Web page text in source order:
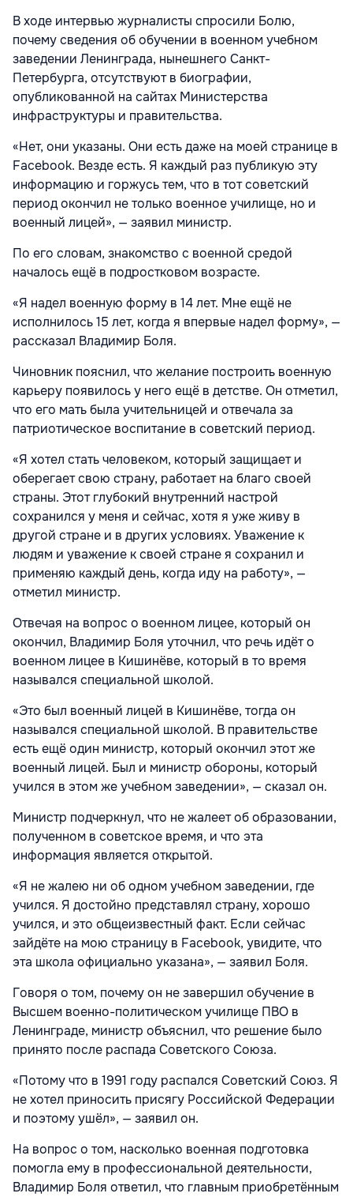
В ходе интервью журналисты спросили Болю,
почему сведения об обучении в военном учебном
заведении Ленинграда, нынешнего Санкт-
Петербурга, отсутствуют в биографии,
опубликованной на сайтах Министерства
инфраструктуры и правительства.
«Нет, они указаны. Они есть даже на моей странице в
Facebook. Везде есть. Я каждый раз публикую эту
информацию и горжусь тем, что в тот советский
период окончил не только военное училище, но и
военный лицей», — заявил министр.
По его словам, знакомство с военной средой
началось ещё в подростковом возрасте.
«Я надел военную форму в 14 лет. Мне ещё не
исполнилось 15 лет, когда я впервые надел форму», —
рассказал Владимир Боля.
Чиновник пояснил, что желание построить военную
карьеру появилось у него ещё в детстве. Он отметил,
что его мать была учительницей и отвечала за
патриотическое воспитание в советский период.
«Я хотел стать человеком, который защищает и
оберегает свою страну, работает на благо своей
страны. Этот глубокий внутренний настрой
сохранился у меня и сейчас, хотя я уже живу в
другой стране и в других условиях. Уважение к
людям и уважение к своей стране я сохранил и
применяю каждый день, когда иду на работу», —
отметил министр.
Отвечая на вопрос о военном лицее, который он
окончил, Владимир Боля уточнил, что речь идёт о
военном лицее в Кишинёве, который в то время
назывался специальной школой.
«Это был военный лицей в Кишинёве, тогда он
назывался специальной школой. В правительстве
есть ещё один министр, который окончил этот же
военный лицей. Был и министр обороны, который
учился в этом же учебном заведении», — сказал он.
Министр подчеркнул, что не жалеет об образовании,
полученном в советское время, и что эта
информация является открытой.
«Я не жалею ни об одном учебном заведении, где
учился. Я достойно представлял страну, хорошо
учился, и это общеизвестный факт. Если сейчас
зайдёте на мою страницу в Facebook, увидите, что
эта школа официально указана», — заявил Боля.
Говоря о том, почему он не завершил обучение в
Высшем военно-политическом училище ПВО в
Ленинграде, министр объяснил, что решение было
принято после распада Советского Союза.
«Потому что в 1991 году распался Советский Союз. Я
не хотел приносить присягу Российской Федерации
и поэтому ушёл», — заявил он.
На вопрос о том, насколько военная подготовка
помогла ему в профессиональной деятельности,
Владимир Боля ответил, что главным приобретённым